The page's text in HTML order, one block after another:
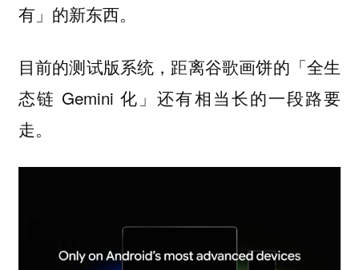
有」的新东西。
目前的测试版系统，距离谷歌画饼的「全生
态链 Gemini 化」还有相当长的一段路要
走。